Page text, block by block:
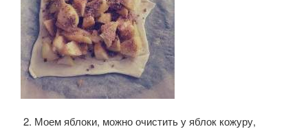
2. Моем яблоки, можно очистить у яблок кожуру,